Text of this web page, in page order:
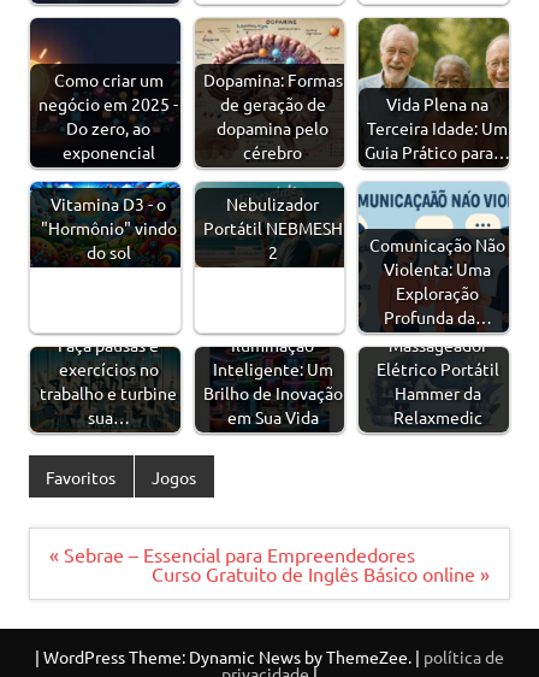
Como criar um
negócio em 2025 -
Do zero, ao
exponencial
Dopamina: Formas
de geração de
dopamina pelo
cérebro
Vida Plena na
Terceira Idade: Um
Guia Prático para…
Vitamina D3 - o
"Hormônio" vindo
do sol
Nebulizador
Portátil NEBMESH
2
Comunicação Não
Violenta: Uma
Exploração
Profunda da…
Faça pausas e
exercícios no
trabalho e turbine
sua…
Iluminação
Inteligente: Um
Brilho de Inovação
em Sua Vida
Massageador
Elétrico Portátil
Hammer da
Relaxmedic
Favoritos Jogos
Navegação
« Sebrae – Essencial para Empreendedores
Curso Gratuito de Inglês Básico online »
| WordPress Theme: Dynamic News by ThemeZee. | política de